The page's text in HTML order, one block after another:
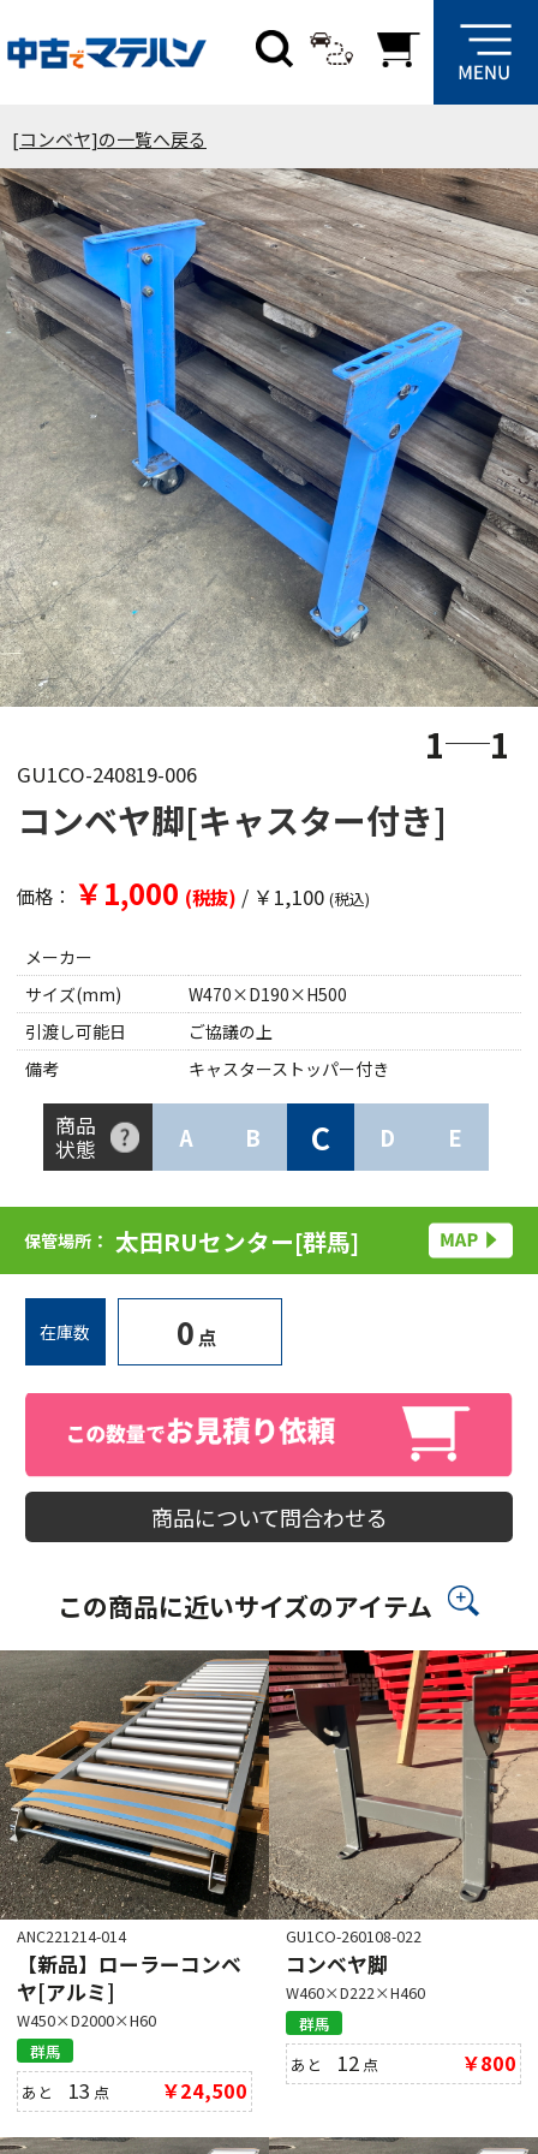
[コンベヤ]の一覧へ戻る
1 1
GU1CO-240819-006
コンベヤ脚[キャスター付き]
価格： ￥1,000 (税抜) / ￥1,100 (税込)
メーカー
サイズ(mm)
W470×D190×H500
引渡し可能日
ご協議の上
備考
キャスターストッパー付き
商品
状態
A B C D E
保管場所： 太田RUセンター[群馬]
在庫数 0 点
商品について問合わせる
この商品に近いサイズのアイテム
ANC221214-014
【新品】ローラーコンベ
ヤ[アルミ]
W450×D2000×H60
群馬
あと 13 点 ￥24,500
GU1CO-260108-022
コンベヤ脚
W460×D222×H460
群馬
あと 12 点 ￥800